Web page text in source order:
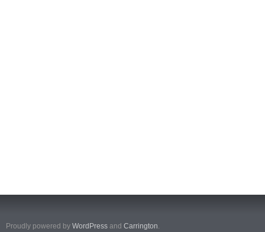
Proudly powered by WordPress and Carrington